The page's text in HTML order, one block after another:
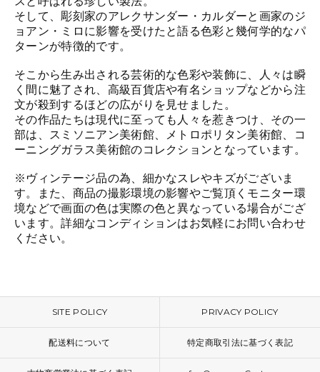
そして、彫刻家のアレクサンダー・カルダーと画家のジ
ョアン・ミロに影響を受けたと語る色彩と幾何学的なパ
ターンが特徴的です。
そこから生み出される芸術的な色彩や装飾に、人々は瞬
く間に魅了され、高級百貨店や有名ショップなどから注
文が殺到するほどの広がりを見せました。
その作品たちは現代に至っても人々を惹きつけ、その一
部は、スミソニアン美術館、メトロポリタン美術館、コ
ーニングガラス美術館のコレクションとなっています。
※ヴィンテージ品の為、細かなスレやキズがございま
す。また、商品の撮影環境の影響やご覧頂くモニター環
境などで画面の色は実際の色と異なっている場合がござ
います。詳細なコンディションはお気軽にお問い合わせ
ください。
SITE POLICY PRIVACY POLICY
配送料について 特定商取引法に基づく表記